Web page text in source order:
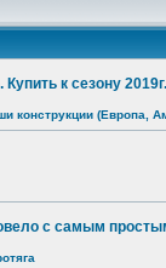
к сезону
конструкции (Европа,
с самым